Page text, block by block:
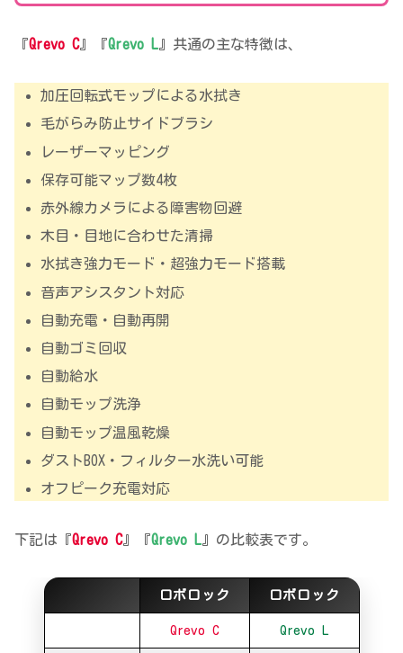
『Qrevo C』『Qrevo L』共通の主な特徴は、
加圧回転式モップによる水拭き
毛がらみ防止サイドブラシ
レーザーマッピング
保存可能マップ数4枚
赤外線カメラによる障害物回避
木目・目地に合わせた清掃
水拭き強力モード・超強力モード搭載
音声アシスタント対応
自動充電・自動再開
自動ゴミ回収
自動給水
自動モップ洗浄
自動モップ温風乾燥
ダストBOX・フィルター水洗い可能
オフピーク充電対応
下記は『Qrevo C』『Qrevo L 』の比較表です。
ロボロック ロボロック
Qrevo C Qrevo L